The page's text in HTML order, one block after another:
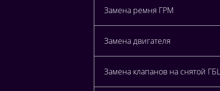
Замена ремня ГРМ
Замена двигателя
Замена клапанов на снятой